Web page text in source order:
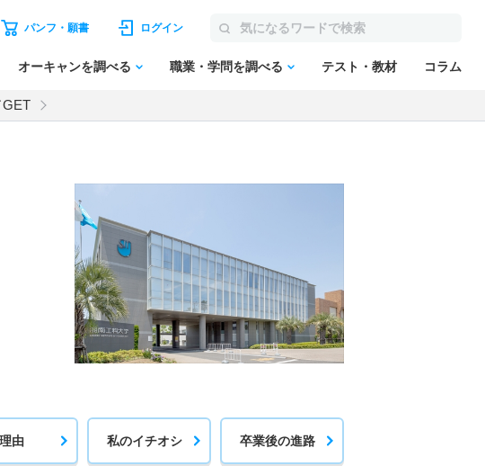
パンフ・願書 ログイン
オーキャンを調べる 職業・学問を調べる テスト・教材 コラム
GET
由 私のイチオシ 卒業後の進路